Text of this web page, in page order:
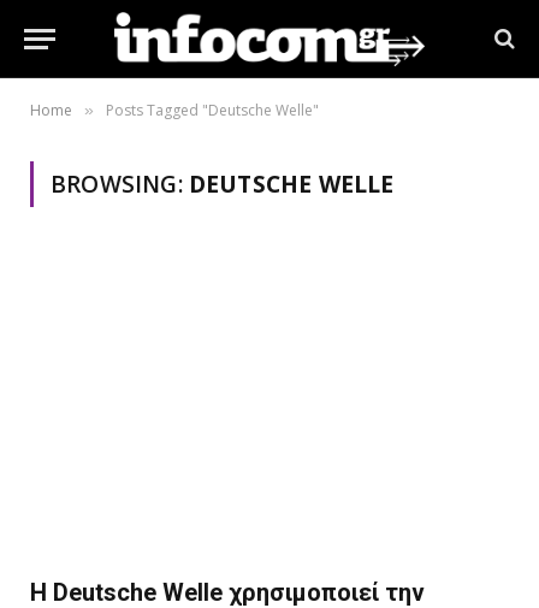
Home » Posts Tagged "Deutsche Welle"
BROWSING: DEUTSCHE WELLE
Η Deutsche Welle χρησιμοποιεί την